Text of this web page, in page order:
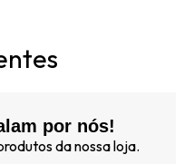
por nós!
da nossa loja.